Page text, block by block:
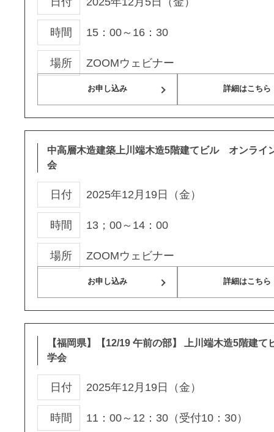
時間 15：00～16：30
場所 ZOOMウェビナー
お申し込み 詳細はこちら
中高層木造建築上川端木造5階建てビル オンライ
会
日付 2025年12月19日（金）
時間 13；00～14：00
場所 ZOOMウェビナー
お申し込み 詳細はこちら
【福岡県】【12/19 午前の部】 上川端木造5階建て
学会
日付 2025年12月19日（金）
時間 11：00～12：30（受付10：30）